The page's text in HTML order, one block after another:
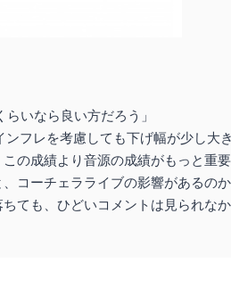
いなら良い方だろう」
フレを考慮しても下げ幅が少し大き
の成績より音源の成績がもっと重要
コーチェラライブの影響があるのか
ても、ひどいコメントは見られな